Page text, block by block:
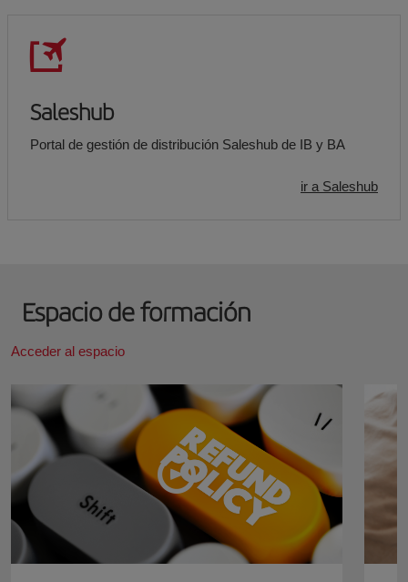
Saleshub
Portal de gestión de distribución Saleshub de IB y BA
ir a Saleshub
Espacio de formación
Acceder al espacio